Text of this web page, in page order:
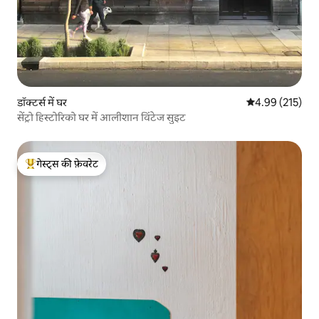
डॉक्टर्स में घर औसत रेटिंग 5 में से
4.99 (215)
सेंट्रो हिस्टोरिको घर में आलीशान विंटेज सुइट
गेस्ट्स का टॉप फ़ेवरेट
गेस्ट्स की फ़ेवरेट